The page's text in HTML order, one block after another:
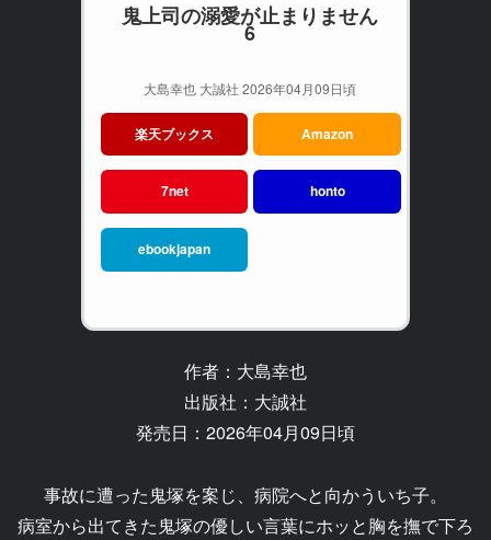
鬼上司の溺愛が止まりません
6
大島幸也 大誠社 2026年04月09日頃
楽天ブックス Amazon
7net honto
ebookjapan
作者：大島幸也
出版社：大誠社
発売日：2026年04月09日頃
事故に遭った鬼塚を案じ、病院へと向かういち子。
病室から出てきた鬼塚の優しい言葉にホッと胸を撫で下ろ